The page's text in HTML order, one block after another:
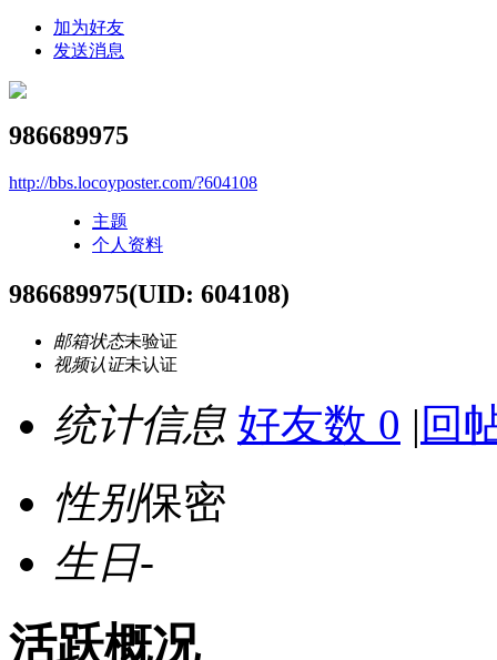
加为好友
发送消息
986689975
http://bbs.locoyposter.com/?604108
主题
个人资料
986689975(UID: 604108)
邮箱状态未验证
视频认证未认证
统计信息 好友数 0 | 回
性别保密
生日-
活跃概况